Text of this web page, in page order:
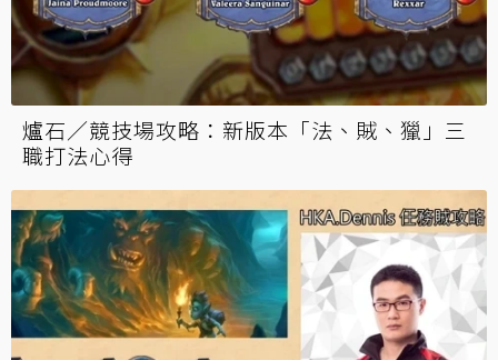
爐石／競技場攻略：新版本「法、賊、獵」三
職打法心得